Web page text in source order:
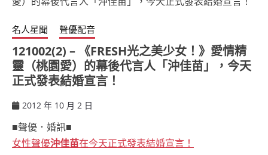
名人星聞 聲優配音
121002(2) – 《FRESH光之美少女！》愛情精
靈（桃園愛）的幕後代言人「沖佳苗」，今天
正式發表結婚宣言！
2012 年 10 月 2 日
■聲優．婚訊■
女性聲優沖佳苗在今天正式發表結婚宣言！